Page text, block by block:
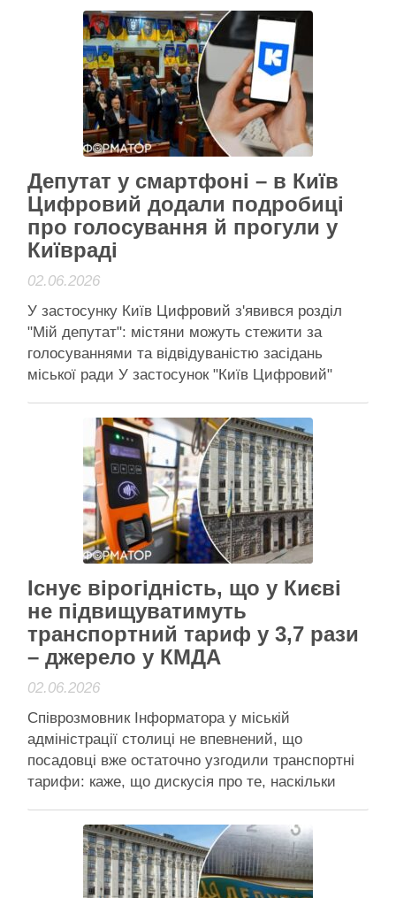
повернули через суд Суд відібрав у приватних
осіб земельну ділянку по вулиці Нововокзальній
у Києві – право на неї оформили за підробленим
рішенням Київської міської …
Читати далі
Активісти району
Депутат у смартфоні – в Київ
Цифровий додали подробиці
про голосування й прогули у
Київраді
02.06.2026
У застосунку Київ Цифровий з'явився розділ
"Мій депутат": містяни можуть стежити за
голосуваннями та відвідуваністю засідань
міської ради У застосунок "Київ Цифровий"
міськради Кияни отримали новий цифровий
інструмент для контролю над обраними
депутатами. Раніше Київрада вже шукала нові
механізми нагляду за власними комунальними
підприємствами. Тепер прозорість …
Читати даліАктивісти району
Існує вірогідність, що у Києві
не підвищуватимуть
транспортний тариф у 3,7 рази
– джерело у КМДА
02.06.2026
Співрозмовник Інформатора у міській
адміністрації столиці не впевнений, що
посадовці вже остаточно узгодили транспортні
тарифи: каже, що дискусія про те, наскільки
Остаточне рішення про зростання тарифів до
озвучених раніше обсягів ще не прийняте,
кажуть Інформатору джерела Дискусія про
підвищення тарифів на проїзд у